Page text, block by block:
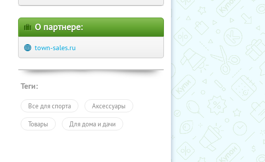
О партнере:
town-sales.ru
Теги:
Все для спорта Аксессуары
Товары Для дома и дачи